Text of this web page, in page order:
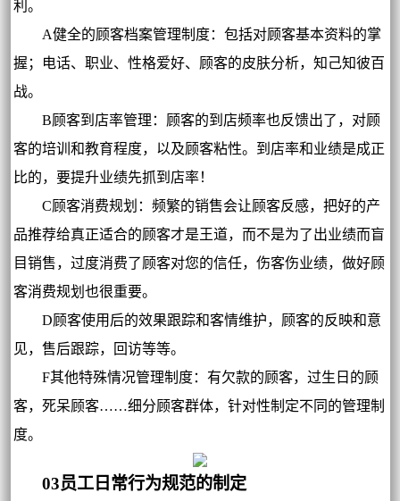
利。
A健全的顾客档案管理制度：包括对顾客基本资料的掌
握；电话、职业、性格爱好、顾客的皮肤分析，知己知彼百
战。
B顾客到店率管理：顾客的到店频率也反馈出了，对顾
客的培训和教育程度，以及顾客粘性。到店率和业绩是成正
比的，要提升业绩先抓到店率！
C顾客消费规划：频繁的销售会让顾客反感，把好的产
品推荐给真正适合的顾客才是王道，而不是为了出业绩而盲
目销售，过度消费了顾客对您的信任，伤客伤业绩，做好顾
客消费规划也很重要。
D顾客使用后的效果跟踪和客情维护，顾客的反映和意
见，售后跟踪，回访等等。
F其他特殊情况管理制度：有欠款的顾客，过生日的顾
客，死呆顾客……细分顾客群体，针对性制定不同的管理制
度。
03员工日常行为规范的制定